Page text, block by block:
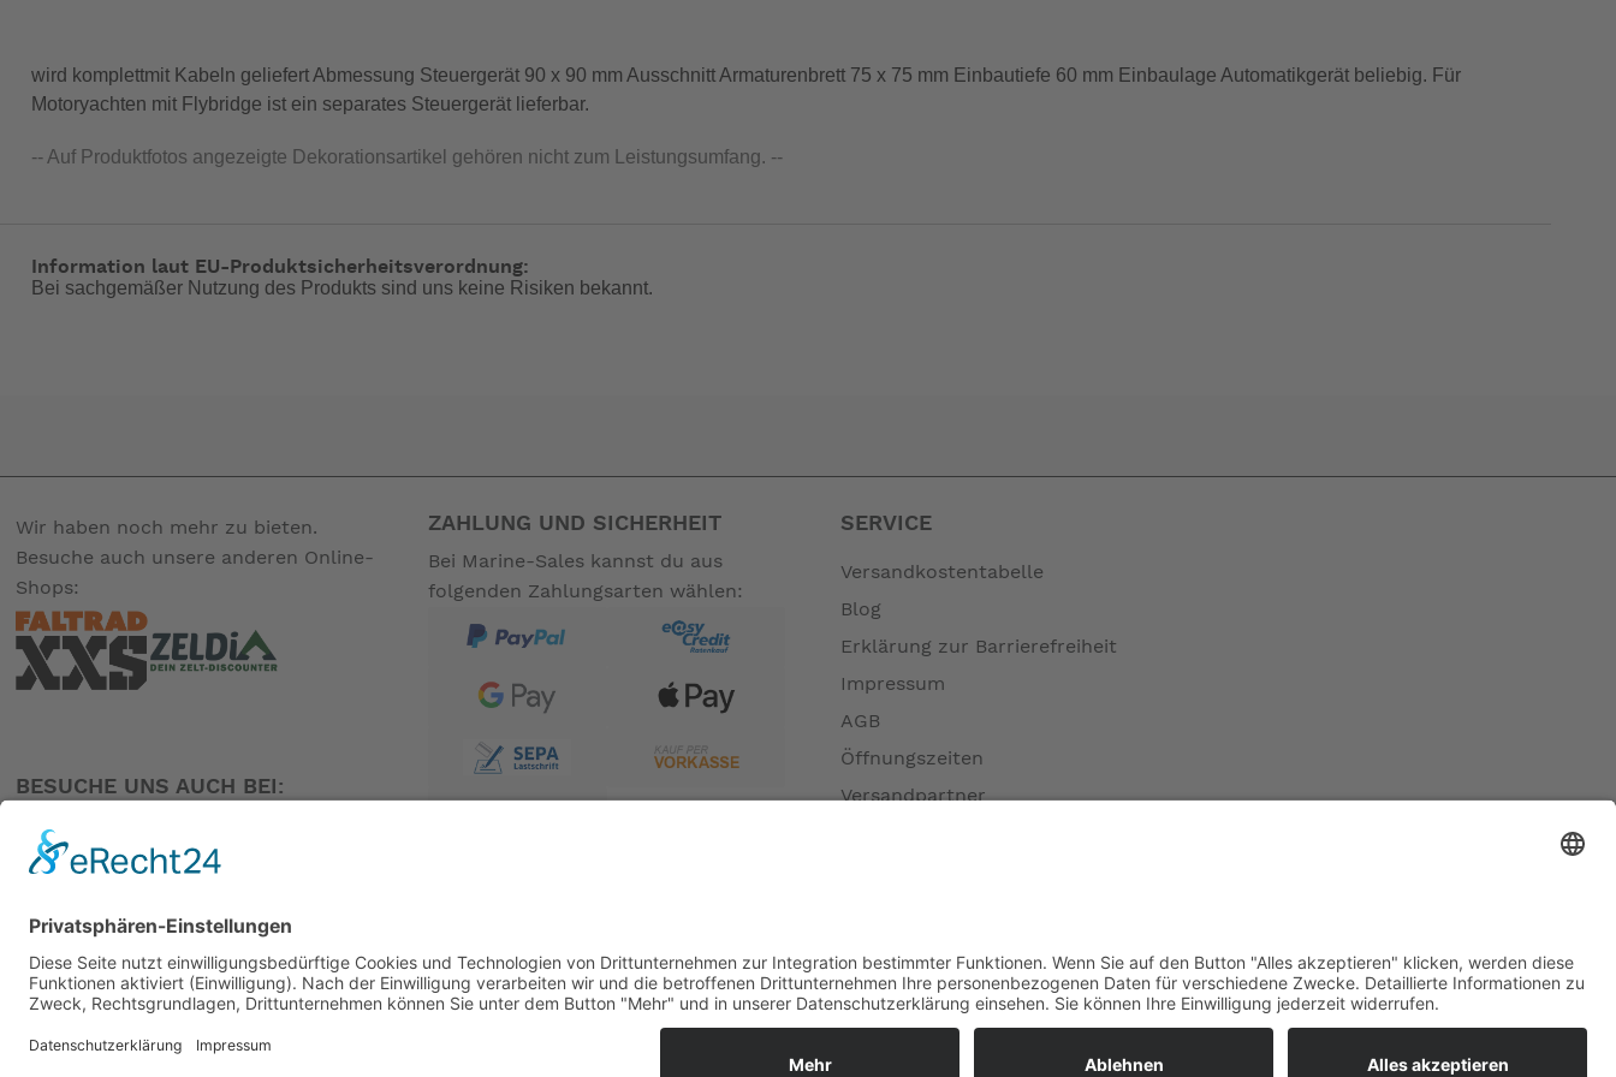
wird komplettmit Kabeln geliefert Abmessung Steuergerät 90 x 90 mm Ausschnitt Armaturenbrett 75 x 75 mm Einbautiefe 60 mm Einbaulage Automatikgerät beliebig. Für
Motoryachten mit Flybridge ist ein separates Steuergerät lieferbar.
-- Auf Produktfotos angezeigte Dekorationsartikel gehören nicht zum Leistungsumfang. --
Information laut EU-Produktsicherheitsverordnung:
Bei sachgemäßer Nutzung des Produkts sind uns keine Risiken bekannt.
Wir haben noch mehr zu bieten.
Besuche auch unsere anderen Online-
Shops:
BESUCHE UNS AUCH BEI:
ZAHLUNG UND SICHERHEIT
Bei Marine-Sales kannst du aus
folgenden Zahlungsarten wählen:
SERVICE
Versandkostentabelle
Blog
Erklärung zur Barrierefreiheit
Impressum
AGB
Öffnungszeiten
Versandpartner
Widerrufsrecht MS
Widerrufsrecht bei Reparatur
Widerrufsrecht bei Dienstleistungen